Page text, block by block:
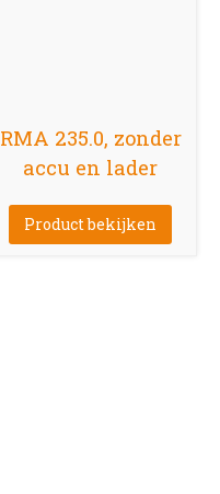
RMA 235.0, zonder
accu en lader
Product bekijken